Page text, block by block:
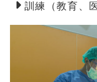
訓練（教育、